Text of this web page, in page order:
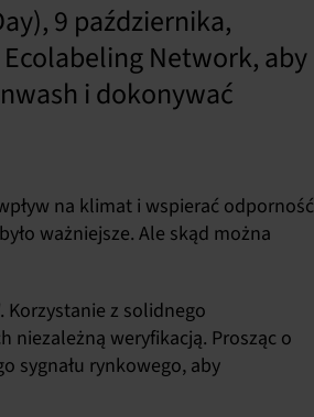
9 października,
Network, aby
i dokonywać
na klimat i wspierać odporność
ważniejsze. Ale skąd można
z solidnego
weryfikacją. Prosząc o
sygnału rynkowego, aby